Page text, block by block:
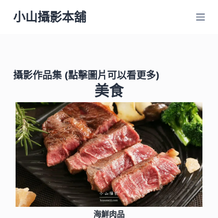
跳
內
容
小山攝影本舖
攝影作品集(點擊圖片可以看更多)
美食
海鮮肉品